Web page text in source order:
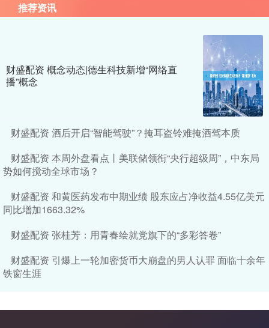
推荐资讯
财盛配资 概念动态|德生科技新增“网络直
播”概念
财盛配资 酒后开启“智能驾驶”？掩耳盗铃难掩酒驾本质
财盛配资 本周外盘看点丨美联储领衔“央行超级周”，中东局
势如何搅动全球市场？
财盛配资 和黄医药发布中期业绩 股东应占净收益4.55亿美元
同比增加1663.32%
财盛配资 张桂芳：用青春绘就党旗下的“多彩答卷”
财盛配资 引爆上一轮加密货币大崩盘的男人认罪 面临十余年
铁窗生涯